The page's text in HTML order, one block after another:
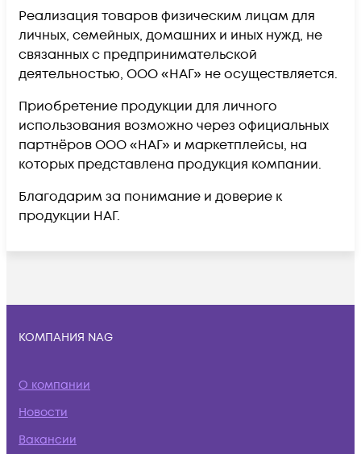
Реализация товаров физическим лицам для
личных, семейных, домашних и иных нужд, не
связанных с предпринимательской
деятельностью, ООО «НАГ» не осуществляется.
Приобретение продукции для личного
использования возможно через официальных
партнёров ООО «НАГ» и маркетплейсы, на
которых представлена продукция компании.
Благодарим за понимание и доверие к
продукции НАГ.
КОМПАНИЯ NAG
О компании
Новости
Вакансии